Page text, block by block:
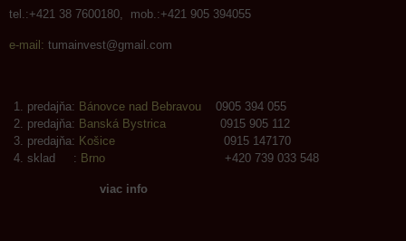
tel.:+421 38 7600180, mob.:+421 905 394055
e-mail: tumainvest@gmail.com
predajňa: Bánovce nad Bebravou 0905 394 055
predajňa: Banská Bystrica 0915 905 112
predajňa: Košice 0915 147170
sklad : Brno +420 739 033 548
viac info